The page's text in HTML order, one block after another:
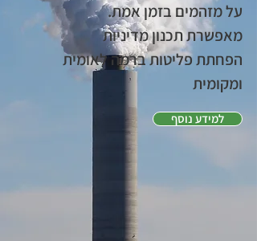
על מזהמים בזמן אמת.
מאפשרת תכנון מדיניות
הפחתת פליטות ברמה לאומית
ומקומית
למידע נוסף